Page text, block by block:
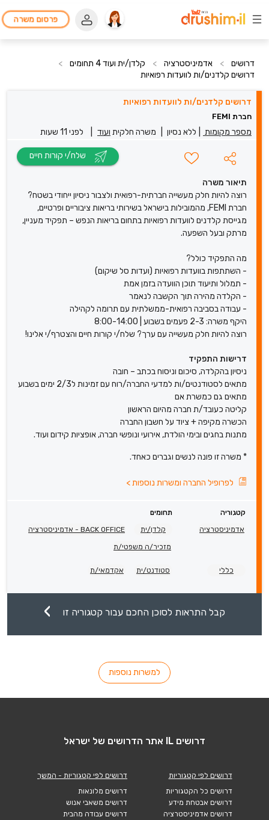
פרסום משרה
דרושים > אדמיניסטרציה > קלדן/ית ועוד 4 תחומים
>
דרושים קלדנים/ות לוועדות רפואיות
דרושים קלדנים/ות לוועדות רפואיות
חברת FEMI
מספר מקומות ללא נסיון משרה חלקית ועוד לפני 11 שעות
תיאור משרה
רוצה להיות חלק מעשייה חברתית-רפואית ולצבור ניסיון ייחודי בשטח?
חברת FEMI, מהמובילות בישראל בשירותי בריאות ציבוריים ופרטיים,
מגייסת קלדנים לוועדות רפואיות בתחום בריאות הנפש – תפקיד מעניין,
מרתק ובעל השפעה.
מה התפקיד כולל?
- השתתפות בוועדות רפואיות (ועדות סל שיקום)
- תמלול ותיעוד תוכן הוועדה בזמן אמת
- הקלדה מהירה תוך הקשבה לנאמר
- עבודה בסביבה רפואית-ממשלתית עם תרומה לקהילה
היקף משרה: 2-3 פעמים בשבוע | 8:00-14:00
רוצה להיות חלק מעשייה עם ערך? שלח/י קורות חיים והצטרף/י אלינו!
דרישות התפקיד
ניסיון בהקלדה, סיכום וניסוח בכתב – חובה
מתאים לסטודנטים/ות למדעי החברה/רוח עם זמינות ל2/3 ימים בשבוע
מתאים גם כמשרת אם
קליטה כעובד/ת חברה מהיום הראשון
הכשרה מקיפה + ציוד על חשבון החברה
מתנות בחגים ובימי הולדת, אירועי ונופשי חברה, אופציות קידום ועוד.
* משרה זו פונה לנשים וגברים כאחד.
לפרופיל החברה ומשרות נוספות>
קטגוריה
תחומים
אדמיניסטרציה
קלדן/ית BACK OFFICE - אדמיניסטרציה
מזכיר/ה משפטי/ת
כללי סטודנט/ית אקדמאי/ת
קבל התראות לסוכן החכם עבור קטגוריה זו
למשרות נוספות
דרושים IL אתר הדרושים של ישראל
דרושים לפי קטגוריות
דרושים כל הקטגוריות
דרושים אבטחת מידע
דרושים אדמיניסטרציה
דרושים לפי קטגוריות - המשך
דרושים מלונאות
דרושים משאבי אנוש
דרושים עבודה מהבית